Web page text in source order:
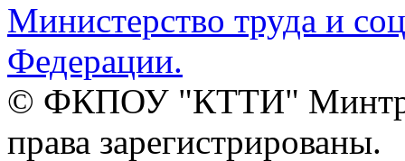
Министерство труда и
Федерации.
© ФКПОУ "КТТИ"
права зарегистрированы.